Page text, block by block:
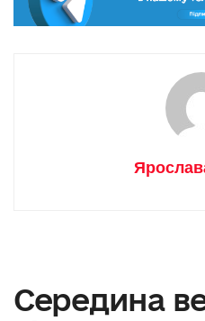
Середина